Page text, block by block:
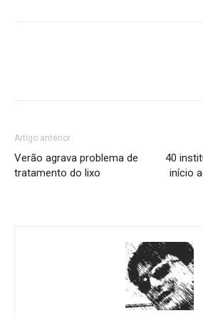
Artigo anterior
Verão agrava problema de
tratamento do lixo
40
início